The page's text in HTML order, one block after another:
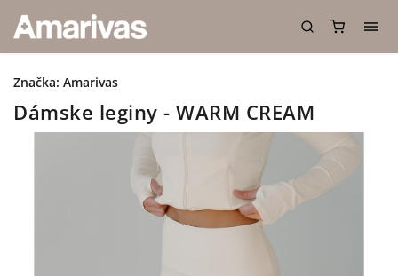
Dámske leginy - WARM CREAM
Značka: Amarivas